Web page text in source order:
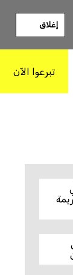
إغلاق
تبرعوا الآن